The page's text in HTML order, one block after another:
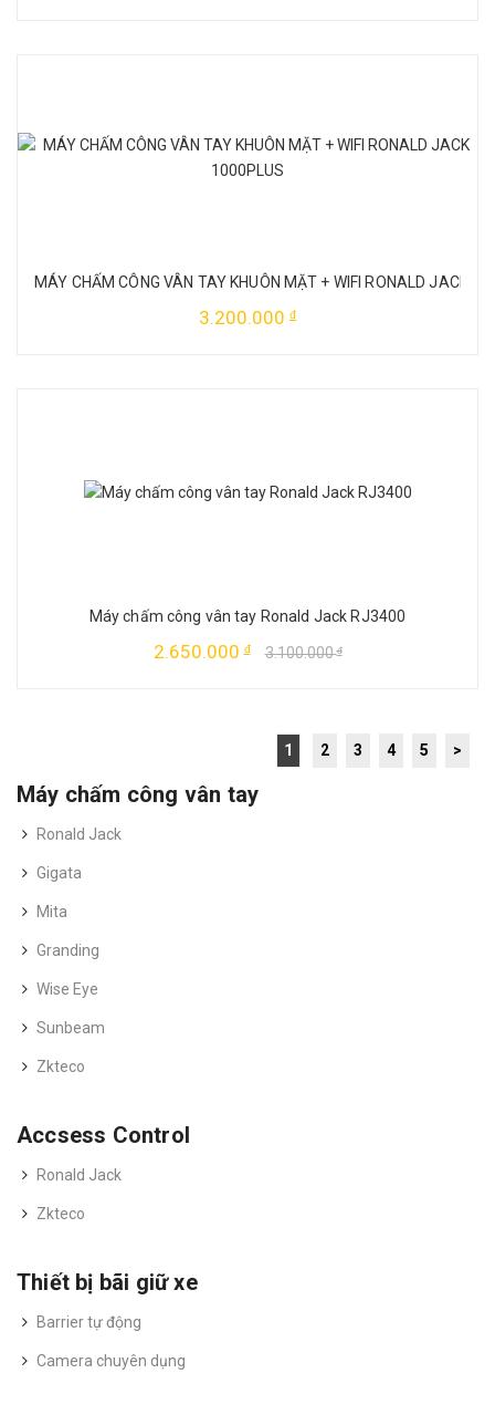
MÁY CHẤM CÔNG VÂN TAY KHUÔN MẶT + WIFI RONALD JACK
3.200.000 đ
Máy chấm công vân tay Ronald Jack RJ3400
2.650.000đ 3.100.000đ
1 2 3 4 5 >
Máy chấm công vân tay
Ronald Jack
Gigata
Mita
Granding
Wise Eye
Sunbeam
Zkteco
Accsess Control
Ronald Jack
Zkteco
Thiết bị bãi giữ xe
Barrier tự động
Camera chuyên dụng